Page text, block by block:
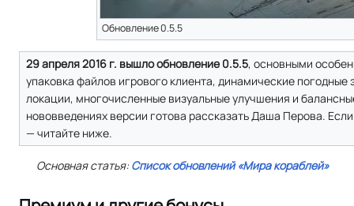
Обновление 0.5.5
29 апреля 2016 г. вышло обновление 0.5.5, основными
упаковка файлов игрового клиента, динамические
локации, многочисленные визуальные улучшения и
нововведениях версии готова рассказать Даша Перова.
— читайте ниже.
Основная статья:Список обновлений «Мира кораблей»